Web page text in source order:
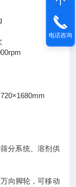
分系统、溶剂供
向脚轮，可移动
电话咨询